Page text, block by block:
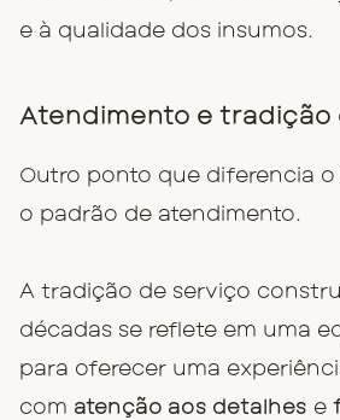
e à qualidade dos insumos.
Atendimento e tradição
Outro ponto que diferencia o
o padrão de atendimento.
A tradição de serviço
décadas se reflete em uma
para oferecer uma
com atenção aos detalhes e